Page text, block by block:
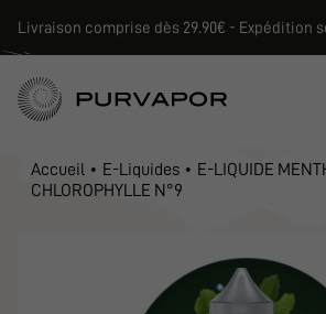
Livraison comprise dès 29.90€ - Expédition
Accueil E-Liquides
E-LIQUIDE
CHLOROPHYLLE N°9